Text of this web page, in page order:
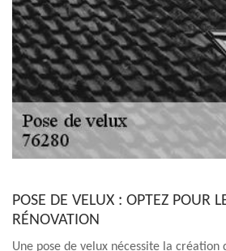
POSE DE VELUX : OPTEZ POUR
RÉNOVATION
Une pose de velux nécessite la création